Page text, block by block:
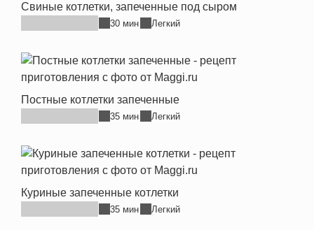
Свиные котлетки, запеченные под сыром
30 мин Легкий
Постные котлетки запеченные
35 мин Легкий
Куриные запеченные котлетки
35 мин Легкий